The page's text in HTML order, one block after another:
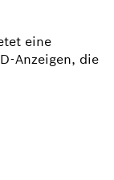
eine
Anzeigen, die